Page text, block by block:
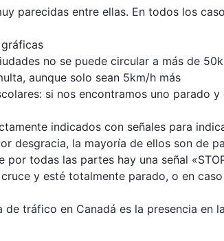
parecidas entre ellas. En todos los
no se puede circular a más de
aunque solo sean 5km/h más
si nos encontramos uno parado
indicados con señales para
desgracia, la mayoría de ellos son de
todas las partes hay una señal
y esté totalmente parado, o en
tráfico en Canadá es la presencia